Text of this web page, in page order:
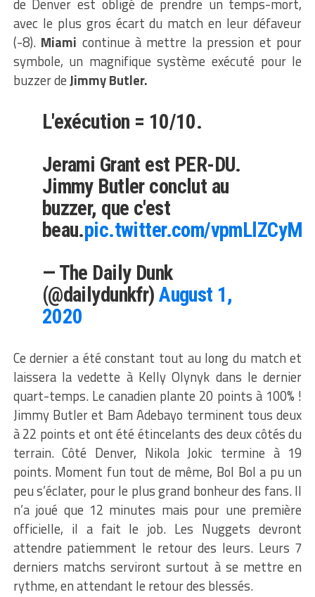
de Denver est obligé de prendre un temps-mort,
avec le plus gros écart du match en leur défaveur
(-8). Miami continue à mettre la pression et pour
symbole, un magnifique système exécuté pour le
buzzer deJimmy Butler.
L'exécution = 10/10.
Jerami Grant est PER-DU.
Jimmy Butler conclut au
buzzer, que c'est
beau.pic.twitter.com/vpmLlZCyMi
— The Daily Dunk
(@dailydunkfr)August 1,
2020
Ce dernier a été constant tout au long du match et
laissera la vedette à Kelly Olynyk dans le dernier
quart-temps. Le canadien plante 20 points à 100% !
Jimmy Butler et Bam Adebayo terminent tous deux
à 22 points et ont été étincelants des deux côtés du
terrain. Côté Denver, Nikola Jokic termine à 19
points. Moment fun tout de même, Bol Bol a pu un
peu s’éclater, pour le plus grand bonheur des fans. Il
n’a joué que 12 minutes mais pour une première
officielle, il a fait le job. Les Nuggets devront
attendre patiemment le retour des leurs. Leurs 7
derniers matchs serviront surtout à se mettre en
rythme, en attendant le retour des blessés.